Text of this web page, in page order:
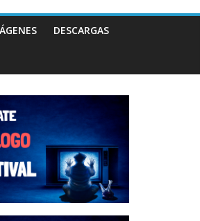
DESCARGAS